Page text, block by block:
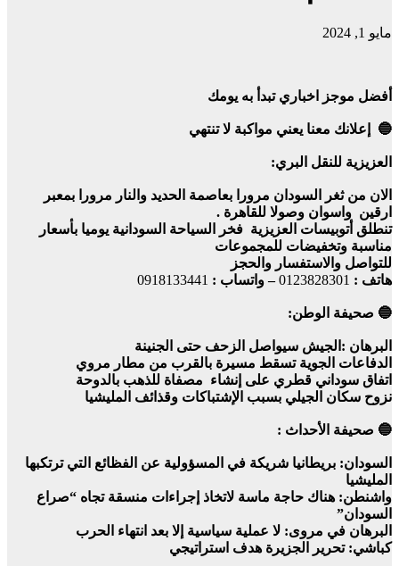
مايو 1, 2024
أفضل موجز اخباري تبدأ به يومك
🔵 إعلانك معنا يعني مواكبة لا تنتهي
العزيزية للنقل البري:
الان من ثغر السودان مرورا بعاصمة الحديد والنار مرورا بمعبر
ارقين واسوان وصولا للقاهرة .
تنطلق أتوبيسات العزيزية فخر السياحة السودانية يوميا بأسعار
مناسبة وتخفيضات للمجموعات
للتواصل والاستفسار والحجز
هاتف : 0123828301– واتساب : 0918133441
🔵 صحيفة الوطن:
البرهان :الجيش سيواصل الزحف حتى الجنينة
الدفاعات الجوية تسقط مسيرة بالقرب من مطار مروي
اتفاق سوداني قطري على إنشاء مصفاة للذهب بالدوحة
نزوح سكان الجيلي بسبب الإشتباكات وقذائف المليشيا
🔵 صحيفة الأحداث :
السودان: بريطانيا شريكة في المسؤولية عن الفظائع التي ترتكبها
المليشيا
واشنطن: هناك حاجة ماسة لاتخاذ إجراءات منسقة تجاه “صراع
السودان”
البرهان في مروى: لا عملية سياسية إلا بعد انتهاء الحرب
كباشي: تحرير الجزيرة هدف استراتيجي